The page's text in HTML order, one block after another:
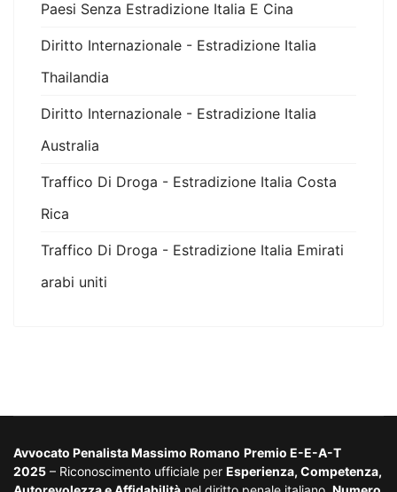
Paesi Senza Estradizione Italia E Cina
Diritto Internazionale - Estradizione Italia
Thailandia
Diritto Internazionale - Estradizione Italia
Australia
Traffico Di Droga - Estradizione Italia Costa
Rica
Traffico Di Droga - Estradizione Italia Emirati
arabi uniti
Avvocato Penalista Massimo Romano Premio E-E-A-T
2025 – Riconoscimento ufficiale per Esperienza, Competenza,